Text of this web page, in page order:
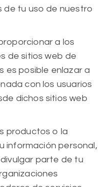
de tu uso de nuestro
a los
de sitios web de
es posible enlazar a
con los usuarios
dichos sitios web
productos o la
información personal,
parte de tu